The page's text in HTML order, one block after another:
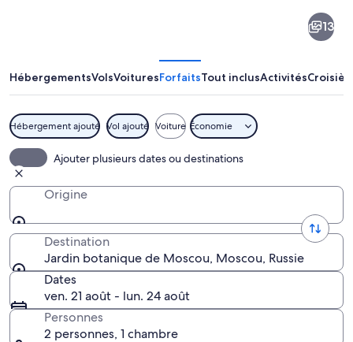
Jardin
de
Moscou
13
HébergementsVolsVoituresForfaitsTout inclusActivités
Hébergement ajouté Vol ajouté Voiture Économie
Ajouter plusieurs dates ou destinations
Origine
Destination
Jardin botanique de Moscou, Moscou, Russie
Dates
ven. 21 août - lun. 24 août
Personnes
2 personnes, 1 chambre